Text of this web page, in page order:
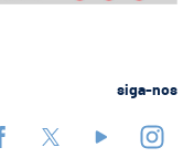
siga-nos